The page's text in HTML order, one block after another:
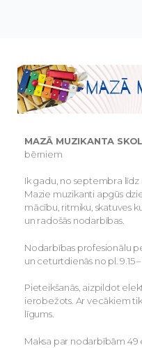
MAZĀ MUZIKANTA
bērniem
Ik gadu, no septembra
Mazie muzikanti apgūs
mācību, ritmiku, skatuves
un radošās nodarbības.
Nodarbības profesionālu
un ceturtdienās no pl. 9.15 –
Pieteikšanās, aizpildot
ierobežots. Ar vecākiem
līgums.
Maksa par nodarbībām 49